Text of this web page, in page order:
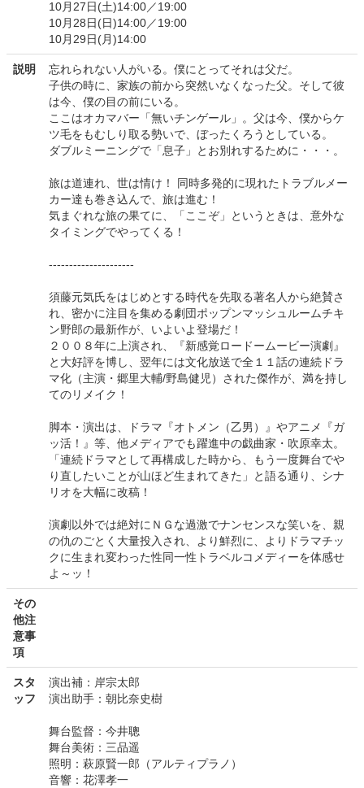
10月27日(土)14:00／19:00
10月28日(日)14:00／19:00
10月29日(月)14:00
説明
忘れられない人がいる。僕にとってそれは父だ。
子供の時に、家族の前から突然いなくなった父。そして彼
は今、僕の目の前にいる。
ここはオカマバー「無いチンゲール」。父は今、僕からケ
ツ毛をもむしり取る勢いで、ぼったくろうとしている。
ダブルミーニングで「息子」とお別れするために・・・。
旅は道連れ、世は情け！ 同時多発的に現れたトラブルメー
カー達も巻き込んで、旅は進む！
気まぐれな旅の果てに、「ここぞ」というときは、意外な
タイミングでやってくる！
---------------------
須藤元気氏をはじめとする時代を先取る著名人から絶賛さ
れ、密かに注目を集める劇団ポップンマッシュルームチキ
ン野郎の最新作が、いよいよ登場だ！
２００８年に上演され、『新感覚ロードームービー演劇』
と大好評を博し、翌年には文化放送で全１１話の連続ドラ
マ化（主演・郷里大輔/野島健児）された傑作が、満を持し
てのリメイク！
脚本・演出は、ドラマ『オトメン（乙男）』やアニメ『ガ
ッ活！』等、他メディアでも躍進中の戯曲家・吹原幸太。
「連続ドラマとして再構成した時から、もう一度舞台でや
り直したいことが山ほど生まれてきた」と語る通り、シナ
リオを大幅に改稿！
演劇以外では絶対にＮＧな過激でナンセンスな笑いを、親
の仇のごとく大量投入され、より鮮烈に、よりドラマチッ
クに生まれ変わった性同一性トラベルコメディーを体感せ
よ～ッ！
その
他注
意事
項
スタ
ッフ
演出補：岸宗太郎
演出助手：朝比奈史樹
舞台監督：今井聰
舞台美術：三品遥
照明：萩原賢一郎（アルティプラノ）
音響：花澤孝一